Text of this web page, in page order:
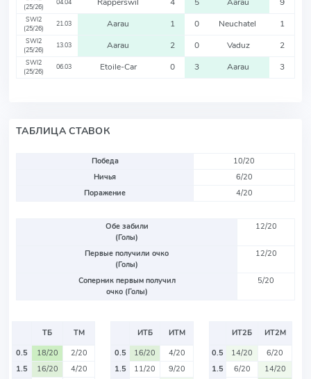
(25/26)
04.04 Rapperswil 4 5 Aarau 9
SWI2
(25/26)
21.03 Aarau 1 0 Neuchatel 1
SWI2
(25/26)
13.03 Aarau 2 0 Vaduz 2
SWI2
(25/26)
06.03 Etoile-Car 0 3 Aarau 3
ТАБЛИЦА СТАВОК
Победа
10/20
Ничья
6/20
Поражение
4/20
Обе забили
(Голы)
12/20
Первые получили очко
(Голы)
12/20
Соперник первым получил
очко (Голы)
5/20
ТБ
ТМ
0.5
18/20
2/20
1.5
16/20
4/20
ИТБ
ИТМ
0.5
16/20
4/20
1.5
11/20
9/20
ИТ2Б
ИТ2М
0.5
14/20
6/20
1.5
6/20
14/20